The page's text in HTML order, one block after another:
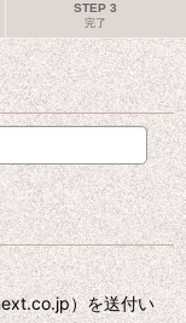
STEP 3
完了
）を送付い